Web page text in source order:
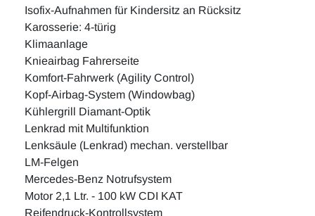
Isofix-Aufnahmen für Kindersitz an Rücksitz
Karosserie: 4-türig
Klimaanlage
Knieairbag Fahrerseite
Komfort-Fahrwerk (Agility Control)
Kopf-Airbag-System (Windowbag)
Kühlergrill Diamant-Optik
Lenkrad mit Multifunktion
Lenksäule (Lenkrad) mechan. verstellbar
LM-Felgen
Mercedes-Benz Notrufsystem
Motor 2,1 Ltr. - 100 kW CDI KAT
Reifendruck-Kontrollsystem